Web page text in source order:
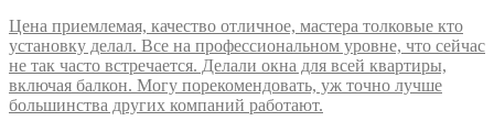
Цена приемлемая, качество отличное, мастера толковые кто
установку делал. Все на профессиональном уровне, что сейчас
не так часто встречается. Делали окна для всей квартиры,
включая балкон. Могу порекомендовать, уж точно лучше
большинства других компаний работают.